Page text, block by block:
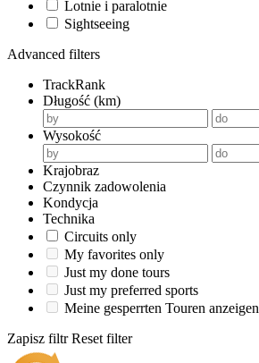
Lotnie i paralotnie
Sightseeing
Advanced filters
TrackRank
Długość (km)
Wysokość
Krajobraz
Czynnik zadowolenia
Kondycja
Technika
Circuits only
My favorites only
Just my done tours
Just my preferred sports
Meine gesperrten Touren anzeigen
Zapisz filtr Reset filter